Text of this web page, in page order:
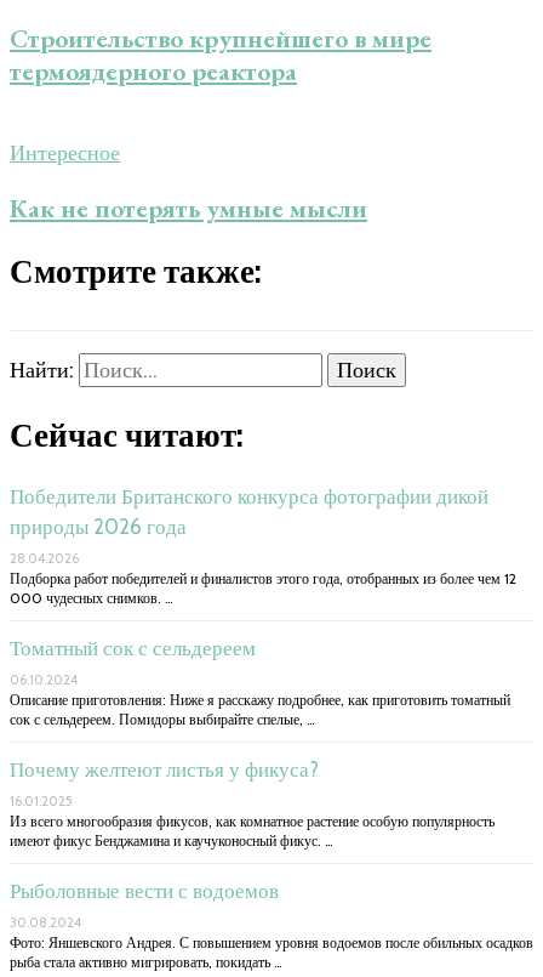
Строительство крупнейшего в мире
термоядерного реактора
Интересное
Как не потерять умные мысли
Смотрите также:
Найти:
Сейчас читают:
Победители Британского конкурса фотографии дикой
природы 2026 года
28.04.2026
Подборка работ победителей и финалистов этого года, отобранных из более чем 12
000 чудесных снимков. …
Томатный сок с сельдереем
06.10.2024
Описание приготовления: Ниже я расскажу подробнее, как приготовить томатный
сок с сельдереем. Помидоры выбирайте спелые, …
Почему желтеют листья у фикуса?
16.01.2025
Из всего многообразия фикусов, как комнатное растение особую популярность
имеют фикус Бенджамина и каучуконосный фикус. …
Рыболовные вести с водоемов
30.08.2024
Фото: Яншевского Андрея. С повышением уровня водоемов после обильных осадков
рыба стала активно мигрировать, покидать …